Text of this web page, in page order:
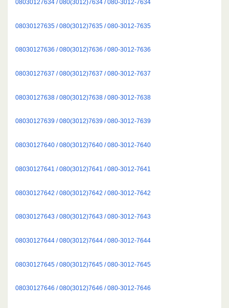
08030127634 / 080(3012)7634 / 080-3012-7634
08030127635 / 080(3012)7635 / 080-3012-7635
08030127636 / 080(3012)7636 / 080-3012-7636
08030127637 / 080(3012)7637 / 080-3012-7637
08030127638 / 080(3012)7638 / 080-3012-7638
08030127639 / 080(3012)7639 / 080-3012-7639
08030127640 / 080(3012)7640 / 080-3012-7640
08030127641 / 080(3012)7641 / 080-3012-7641
08030127642 / 080(3012)7642 / 080-3012-7642
08030127643 / 080(3012)7643 / 080-3012-7643
08030127644 / 080(3012)7644 / 080-3012-7644
08030127645 / 080(3012)7645 / 080-3012-7645
08030127646 / 080(3012)7646 / 080-3012-7646